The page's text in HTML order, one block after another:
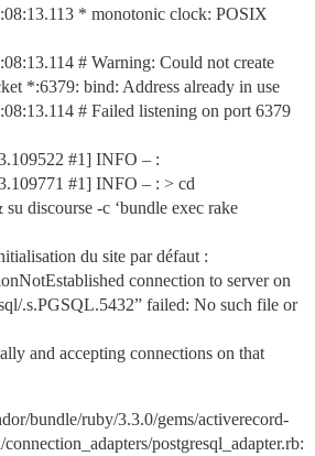
* monotonic clock: POSIX
# Warning: Could not create
*:6379: bind: Address already in use
# Failed listening on port 6379
#1] INFO – :
#1] INFO – : > cd
discourse -c ‘bundle exec rake
du site par défaut :
connection to server on
.s.PGSQL.5432” failed: No such file or
and accepting connections on that
bundle/ruby/3.3.0/gems/activerecord-
postgresql_adapter.rb: